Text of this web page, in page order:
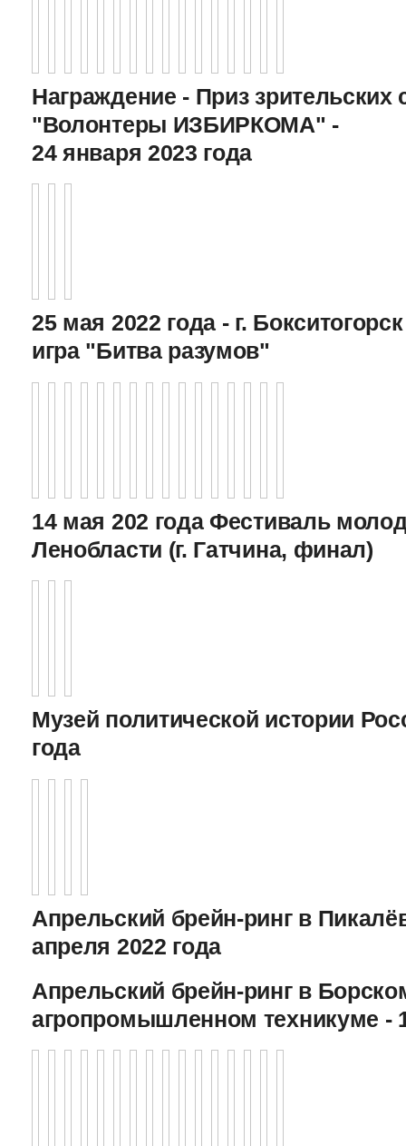
Награждение - Приз зрительских
"Волонтеры ИЗБИРКОМА" -
24 января 2023 года
25 мая 2022 года - г.
игра "Битва разумов"
14 мая 202 года Фестиваль
Ленобласти (г. Гатчина, финал)
Музей политической истории
года
Апрельский брейн-ринг в
апреля 2022 года
Апрельский брейн-ринг в
агропромышленном техникуме -